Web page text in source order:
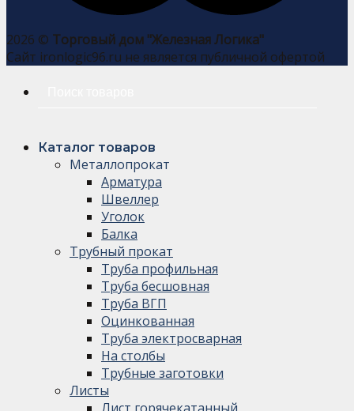
2026 © Торговый дом "Железная Логика"
Сайт ironlogic96.ru не является публичной офертой
Каталог товаров
Металлопрокат
Арматура
Швеллер
Уголок
Балка
Трубный прокат
Труба профильная
Труба бесшовная
Труба ВГП
Оцинкованная
Труба электросварная
На столбы
Трубные заготовки
Листы